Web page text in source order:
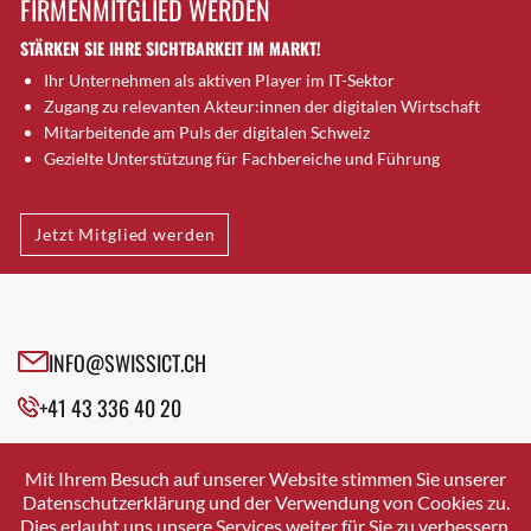
Brugg AG
Brütten
Bubendorf
Bubikon
Buchs (SG)
Bäretswil
Bülach
Cazis
Crissier
Davos Platz
Dierikon
Dietikon
FIRMENMITGLIED WERDEN
STÄRKEN SIE IHRE SICHTBARKEIT IM MARKT!
Ihr Unternehmen als aktiven Player im IT-Sektor
Zugang zu relevanten Akteur:innen der digitalen Wirtschaft
Mitarbeitende am Puls der digitalen Schweiz
Gezielte Unterstützung für Fachbereiche und Führung
Jetzt Mitglied werden
INFO@SWISSICT.CH
+41 43 336 40 20
SWISSICT
VULKANSTRASSE 120
8048 ZURICH
Mit Ihrem Besuch auf unserer Website stimmen Sie unserer
Datenschutzerklärung und der Verwendung von Cookies zu.
Dies erlaubt uns unsere Services weiter für Sie zu verbessern.